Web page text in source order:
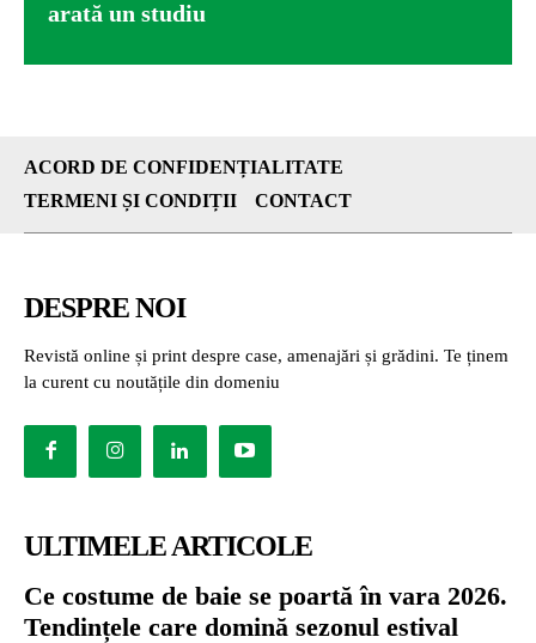
arată un studiu
ACORD DE CONFIDENȚIALITATE
TERMENI ȘI CONDIȚII
CONTACT
DESPRE NOI
Revistă online și print despre case, amenajări și grădini. Te ținem
la curent cu noutățile din domeniu
ULTIMELE ARTICOLE
Ce costume de baie se poartă în vara 2026.
Tendințele care domină sezonul estival